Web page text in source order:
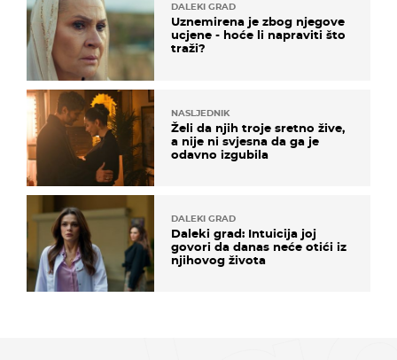
DALEKI GRAD
Uznemirena je zbog njegove
ucjene - hoće li napraviti što
traži?
NASLJEDNIK
Želi da njih troje sretno žive,
a nije ni svjesna da ga je
odavno izgubila
DALEKI GRAD
Daleki grad: Intuicija joj
govori da danas neće otići iz
njihovog života